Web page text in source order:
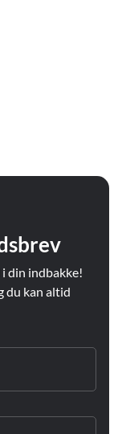
din indbakke!
du kan altid